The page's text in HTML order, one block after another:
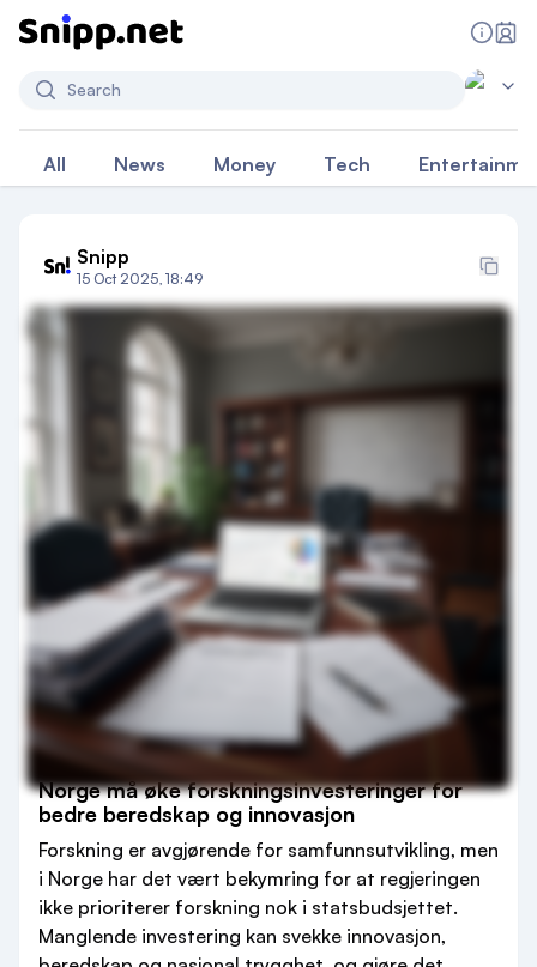
Search
All News Money Tech
Snipp
15 Oct 2025, 18:49
Norge må øke forskningsinvesteringer for
bedre beredskap og innovasjon
Forskning er avgjørende for samfunnsutvikling, men
i Norge har det vært bekymring for at regjeringen
ikke prioriterer forskning nok i statsbudsjettet.
Manglende investering kan svekke innovasjon,